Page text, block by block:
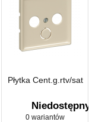
Płytka Cent.g.rtv/sat
Niedostępny
0 wariantów